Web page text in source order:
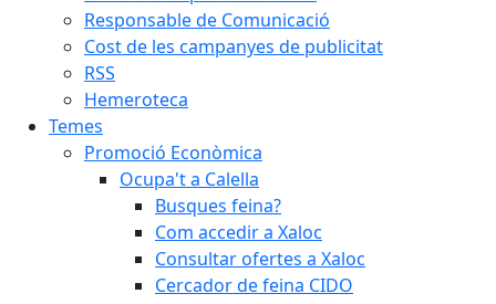
Responsable de Comunicació
Cost de les campanyes de publicitat
RSS
Hemeroteca
Temes
Promoció Econòmica
Ocupa't a Calella
Busques feina?
Com accedir a Xaloc
Consultar ofertes a Xaloc
Cercador de feina CIDO